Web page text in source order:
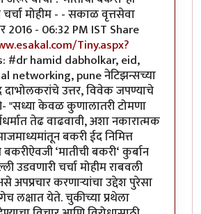
मोहीम - - सकाळ वृत्तसेवा
2016 - 06:32 PM IST Share
Tiny.aspx?
#dr hamid dabholkar, eid,
networking, pune नेटिझन्सच्या
दाभोलकरांचे उत्तर, विवेक जपण्याचे
केवळ कुणालातरी टोमणा
तेढ वाढवावी, अशा नकारात्मक
बकरी ईद निमित्त
‘मातीची बकरी‘ कुर्बान
उडवणारी चर्चा मोहीम राबवली
अपप्रचार करणाऱ्यांचा उद्देश पुरेसा
लक्षात येते. चुकीच्या प्रथेला